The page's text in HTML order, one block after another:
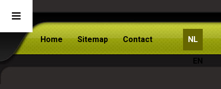
Home Sitemap Contact NL
EN